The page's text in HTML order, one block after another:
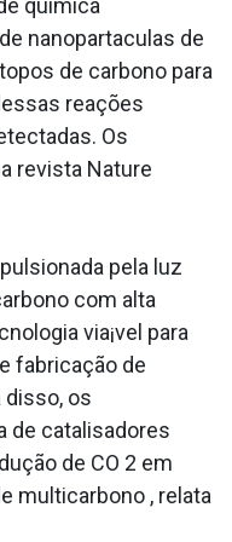
nanoparta­culas de
de carbono para
reações
Os
revista Nature
pela luz
com alta
via¡vel para
fabricação de
os
de catalisadores
de CO 2 em
multicarbono , relata